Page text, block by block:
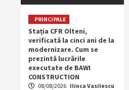
PRINCIPALE
Stația CFR Olteni,
verificată la cinci ani de la
modernizare. Cum se
prezintă lucrările
executate de BAWI
CONSTRUCTION
08/08/2026 Ilinca Vasilescu